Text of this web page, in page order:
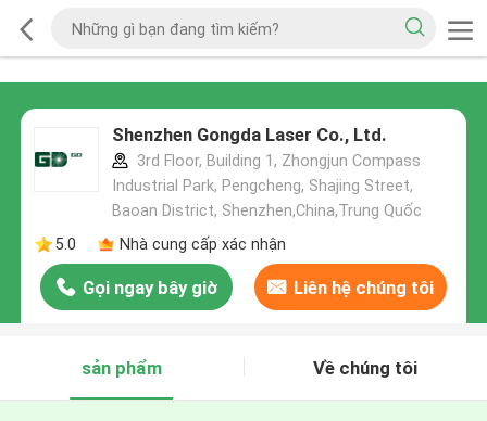
Shenzhen Gongda Laser Co., Ltd.
3rd Floor, Building 1, Zhongjun Compass
Industrial Park, Pengcheng, Shajing Street,
Baoan District, Shenzhen,China,Trung Quốc
5.0
Nhà cung cấp xác nhận
Gọi ngay bây giờ Liên hệ chúng tôi
sản phẩm Về chúng tôi